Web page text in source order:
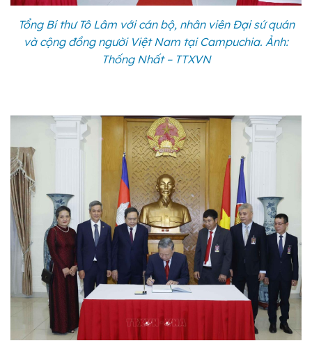
Tổng Bí thư Tô Lâm với cán bộ, nhân viên Đại sứ quán
và cộng đồng người Việt Nam tại Campuchia. Ảnh:
Thống Nhất – TTXVN